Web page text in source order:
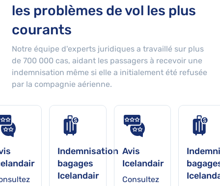
les problèmes de vol les plus
courants
Notre équipe d'experts juridiques a travaillé sur plus
de 700 000 cas, aidant les passagers à recevoir une
indemnisation même si elle a initialement été refusée
par la compagnie aérienne.
Indemnisation
bagages
Icelandair
Avis
Icelandair
Consultez